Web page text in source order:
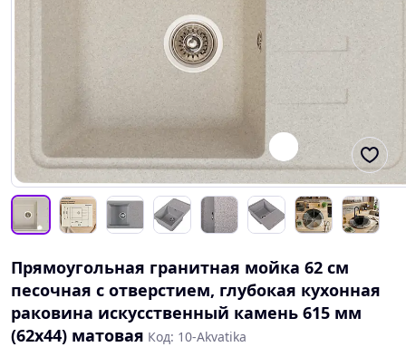
Прямоугольная гранитная мойка 62 см
песочная с отверстием, глубокая кухонная
раковина искусственный камень 615 мм
(62х44) матовая Код: 10-Akvatika